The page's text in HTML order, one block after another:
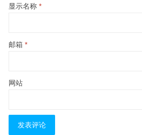
显示名称 *
邮箱 *
网站